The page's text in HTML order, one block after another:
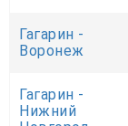
Гагарин -
Воронеж
Гагарин -
Нижний